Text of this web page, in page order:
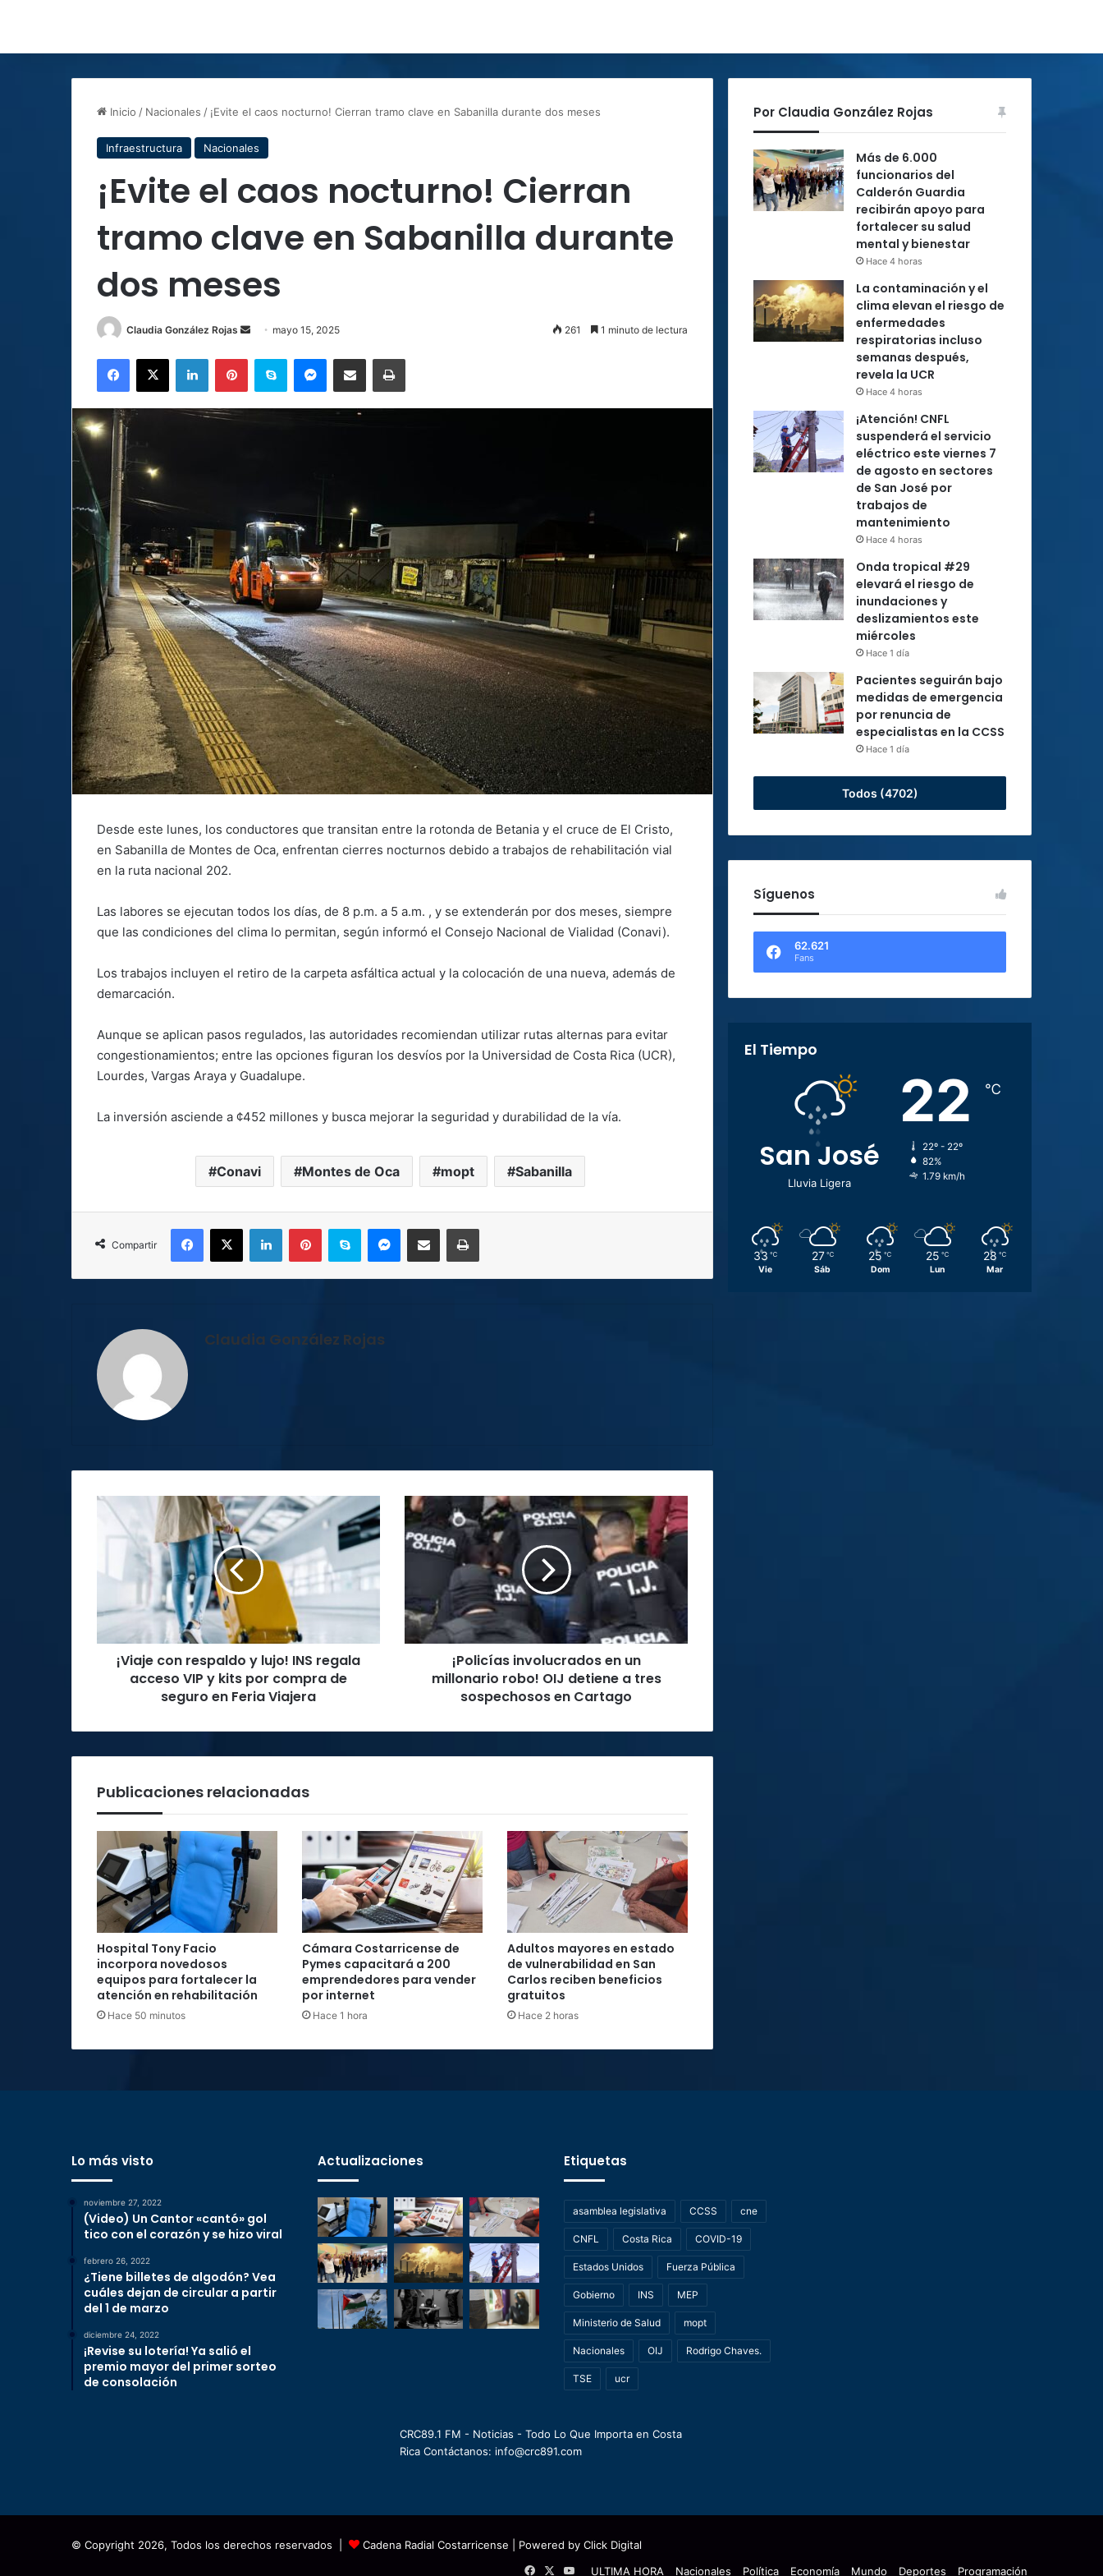
Inicio / Nacionales / ¡Evite el caos nocturno! Cierran tramo clave en Sabanilla durante dos meses
Infraestructura Nacionales
¡Evite el caos nocturno! Cierran
tramo clave en Sabanilla durante
dos meses
Claudia González Rojas
Send
email
mayo 15, 2025 261 1 minuto de lectura
Facebook
X LinkedInPinterestSkype MessengerCompartir por correo electrónicoImprimir
Desde este lunes, los conductores que transitan entre la rotonda de Betania y el cruce de El Cristo,
en Sabanilla de Montes de Oca, enfrentan cierres nocturnos debido a trabajos de rehabilitación vial
en la ruta nacional 202.
Las labores se ejecutan todos los días, de 8 p.m. a 5 a.m. , y se extenderán por dos meses, siempre
que las condiciones del clima lo permitan, según informó el Consejo Nacional de Vialidad (Conavi).
Los trabajos incluyen el retiro de la carpeta asfáltica actual y la colocación de una nueva, además de
demarcación.
Aunque se aplican pasos regulados, las autoridades recomiendan utilizar rutas alternas para evitar
congestionamientos; entre las opciones figuran los desvíos por la Universidad de Costa Rica (UCR),
Lourdes, Vargas Araya y Guadalupe.
La inversión asciende a ¢452 millones y busca mejorar la seguridad y durabilidad de la vía.
Conavi Montes de Oca mopt Sabanilla
Compartir
Facebook
X LinkedInPinterestSkype MessengerCompartir por correo electrónicoImprimir
Claudia González Rojas
¡Viaje
respaldo
lujo!
regala
VIP
de
Viajera
¡Viaje con respaldo y lujo! INS regala
acceso VIP y kits por compra de
seguro en Feria Viajera
¡Policías
involucrados
en
millonario
OIJ
detiene
a
sospechosos
¡Policías involucrados en un
millonario robo! OIJ detiene a tres
sospechosos en Cartago
Publicaciones relacionadas
Hospital Tony Facio
incorpora novedosos
equipos para fortalecer la
atención en rehabilitación
Hace 50 minutos
Cámara Costarricense de
Pymes capacitará a 200
emprendedores para vender
por internet
Hace 1 hora
Adultos mayores en estado
de vulnerabilidad en San
Carlos reciben beneficios
gratuitos
Hace 2 horas
Por Claudia González Rojas
Más de 6.000
funcionarios del
Calderón Guardia
recibirán apoyo para
fortalecer su salud
mental y bienestar
Hace 4 horas
La contaminación y el
clima elevan el riesgo de
enfermedades
respiratorias incluso
semanas después,
revela la UCR
Hace 4 horas
¡Atención! CNFL
suspenderá el servicio
eléctrico este viernes 7
de agosto en sectores
de San José por
trabajos de
mantenimiento
Hace 4 horas
Onda tropical #29
elevará el riesgo de
inundaciones y
deslizamientos este
miércoles
Hace 1 día
Pacientes seguirán bajo
medidas de emergencia
por renuncia de
especialistas en la CCSS
Hace 1 día
Todos (4702)
Síguenos
62.621
Fans
El Tiempo
San José
Lluvia Ligera
22 ℃
22º - 22º
82%
1.79 km/h
33 ℃
Vie
27 ℃
Sáb
25 ℃
Dom
25 ℃
Lun
28 ℃
Mar
Lo más visto
noviembre 27, 2022
(Video) Un Cantor «cantó» gol
tico con el corazón y se hizo viral
febrero 26, 2022
¿Tiene billetes de algodón? Vea
cuáles dejan de circular a partir
del 1 de marzo
diciembre 24, 2022
¡Revise su lotería! Ya salió el
premio mayor del primer sorteo
de consolación
Actualizaciones Etiquetas
asamblea legislativa CCSS cne
CNFL Costa Rica COVID-19
Estados Unidos Fuerza Pública
Gobierno INS MEP
Ministerio de Salud mopt
Nacionales OIJ Rodrigo Chaves.
TSE ucr
CRC89.1 FM - Noticias - Todo Lo Que Importa en Costa
Rica Contáctanos: info@crc891.com
© Copyright 2026, Todos los derechos reservados | Cadena Radial Costarricense | Powered by Click Digital
ULTIMA HORA
Nacionales Política Economía Mundo Deportes Programación
Facebook
X YouTube